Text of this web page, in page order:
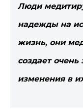
Люди
надежды на
жизнь, они
создает
изменения в